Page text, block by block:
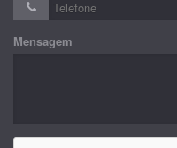
Mensagem